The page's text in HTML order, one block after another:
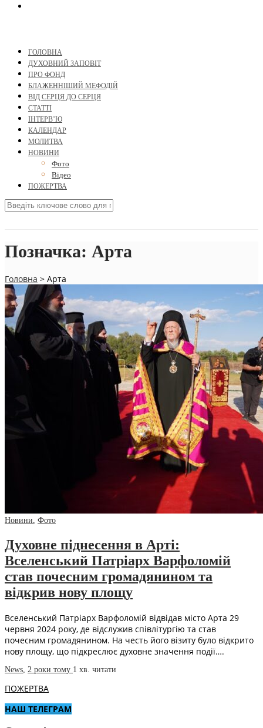
ГОЛОВНА
ДУХОВНИЙ ЗАПОВІТ
ПРО ФОНД
БЛАЖЕННІШИЙ МЕФОДІЙ
ВІД СЕРЦЯ ДО СЕРЦЯ
СТАТТІ
ІНТЕРВ’Ю
КАЛЕНДАР
МОЛИТВА
НОВИНИ
Фото
Відео
ПОЖЕРТВА
Позначка: Арта
Головна > Арта
Новини, Фото
Духовне піднесення в Арті:
Вселенський Патріарх Варфоломій
став почесним громадянином та
відкрив нову площу
Вселенський Патріарх Варфоломій відвідав місто Арта 29
червня 2024 року, де відслужив співлітургію та став
почесним громадянином. На честь його візиту було відкрито
нову площу, що підкреслює духовне значення події….
News, 2 роки тому 1 хв. читати
ПОЖЕРТВА
НАШ ТЕЛЕГРАМ